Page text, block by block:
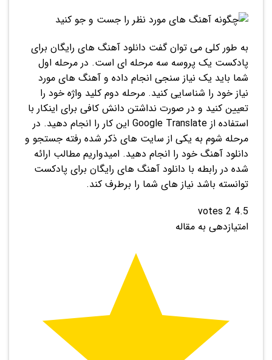
به طور کلی می توان گفت دانلود آهنگ های رایگان برای
پادکست یک پروسه سه مرحله ای است. در مرحله اول
شما باید یک نیاز سنجی انجام داده و آهنگ های مورد
نیاز خود را شناسایی کنید. مرحله دوم کلید واژه خود را
تعیین کنید و در صورت نداشتن دانش کافی برای اینکار با
استفاده از Google Translate این کار را انجام دهید. در
مرحله شوم به یکی از سایت های ذکر شده رفته جستجو و
دانلود آهنگ خود را انجام دهید. امیدواریم مطالب ارائه
شده در رابطه با دانلود آهنگ های رایگان برای پادکست
توانسته باشد نیاز های شما را برطرف کند.
4.5
2
votes
امتیازدهی به مقاله